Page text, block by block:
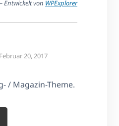
– Entwickelt von WPExplorer
20, 2017
/ Magazin-Theme.